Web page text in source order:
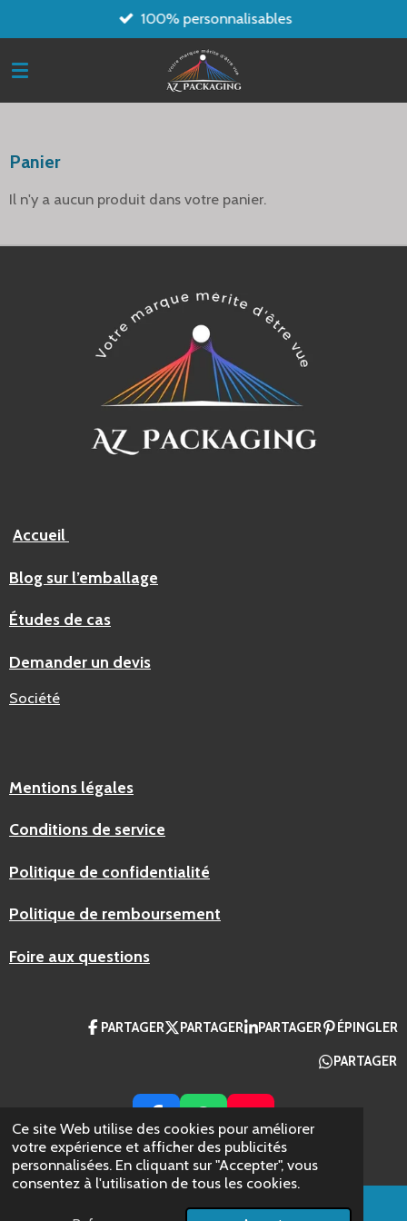
Ce site Web utilise des cookies pour améliorer
votre expérience et afficher des publicités
personnalisées. En cliquant sur "Accepter", vous
consentez à l'utilisation de tous les cookies.
au
contenu
100% personnalisables
Panier
Il n'y a aucun produit dans votre panier.
Accueil
Blog sur l’emballage
Études de cas
Demander un devis
Société
Mentions légales
Conditions de service
Politique de confidentialité
Politique de remboursement
Foire aux questions
PARTAGER PARTAGER PARTAGER ÉPINGLER
PARTAGER
F
A
C
E
W
H
A
T
S
Y
O
U
T
U
© 2024 AZ Packaging France